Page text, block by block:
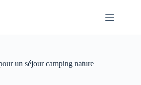
un séjour camping nature